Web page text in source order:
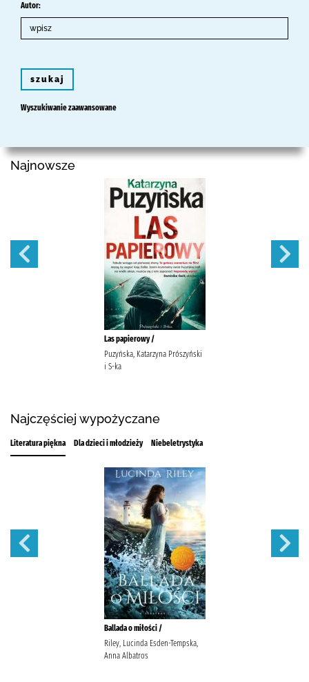
Autor:
szukaj
Wyszukiwanie zaawansowane
Najnowsze
Las papierowy /
Puzyńska, Katarzyna Prószyński
i S-ka
Najczęściej wypożyczane
Literatura piękna Dla dzieci i młodzieży Niebeletrystyka
Ballada o miłości /
Riley, Lucinda Esden-Tempska,
Anna Albatros